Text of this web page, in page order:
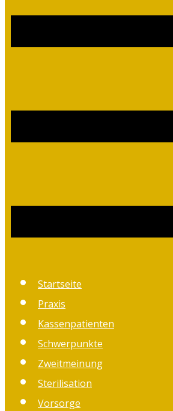
Startseite
Praxis
Kassenpatienten
Schwerpunkte
Zweitmeinung
Sterilisation
Vorsorge